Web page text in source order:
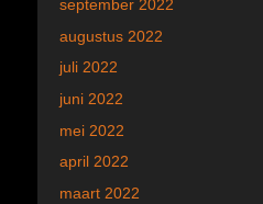
september 2022
augustus 2022
juli 2022
juni 2022
mei 2022
april 2022
maart 2022